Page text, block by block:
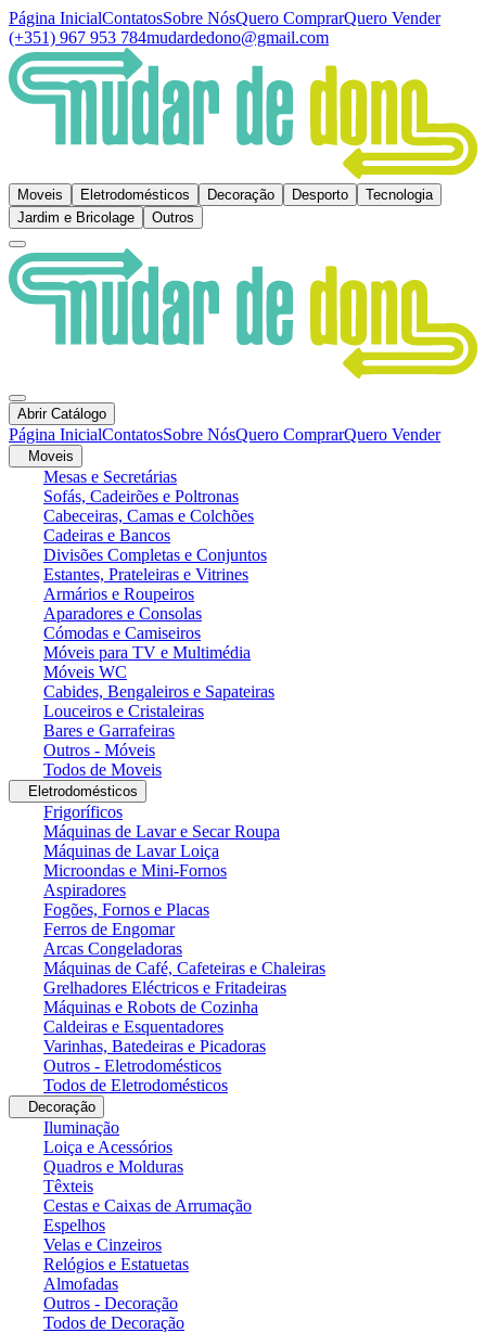
Página InicialContatosSobre NósQuero ComprarQuero Vender
(+351) 967 953 784mudardedono@gmail.com
Moveis Eletrodomésticos Decoração Desporto
Tecnologia
Jardim e Bricolage
Outros
Abrir Catálogo
Página InicialContatosSobre NósQuero ComprarQuero Vender
Moveis
Mesas e Secretárias
Sofás, Cadeirões e Poltronas
Cabeceiras, Camas e Colchões
Cadeiras e Bancos
Divisões Completas e Conjuntos
Estantes, Prateleiras e Vitrines
Armários e Roupeiros
Aparadores e Consolas
Cómodas e Camiseiros
Móveis para TV e Multimédia
Móveis WC
Cabides, Bengaleiros e Sapateiras
Louceiros e Cristaleiras
Bares e Garrafeiras
Outros - Móveis
Todos de Moveis
Eletrodomésticos
Frigoríficos
Máquinas de Lavar e Secar Roupa
Máquinas de Lavar Loiça
Microondas e Mini-Fornos
Aspiradores
Fogões, Fornos e Placas
Ferros de Engomar
Arcas Congeladoras
Máquinas de Café, Cafeteiras e Chaleiras
Grelhadores Eléctricos e Fritadeiras
Máquinas e Robots de Cozinha
Caldeiras e Esquentadores
Varinhas, Batedeiras e Picadoras
Outros - Eletrodomésticos
Todos de Eletrodomésticos
Decoração
Iluminação
Loiça e Acessórios
Quadros e Molduras
Têxteis
Cestas e Caixas de Arrumação
Espelhos
Velas e Cinzeiros
Relógios e Estatuetas
Almofadas
Outros - Decoração
Todos de Decoração